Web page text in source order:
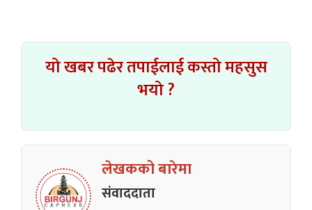
यो खबर पढेर तपाईलाई कस्तो महसुस
भयो ?
लेखकको बारेमा
संवाददाता